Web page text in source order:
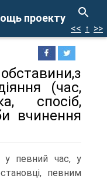
проекту
<< ↑ >>
(час,
спосіб,
вчинення
у певний час, у
певним